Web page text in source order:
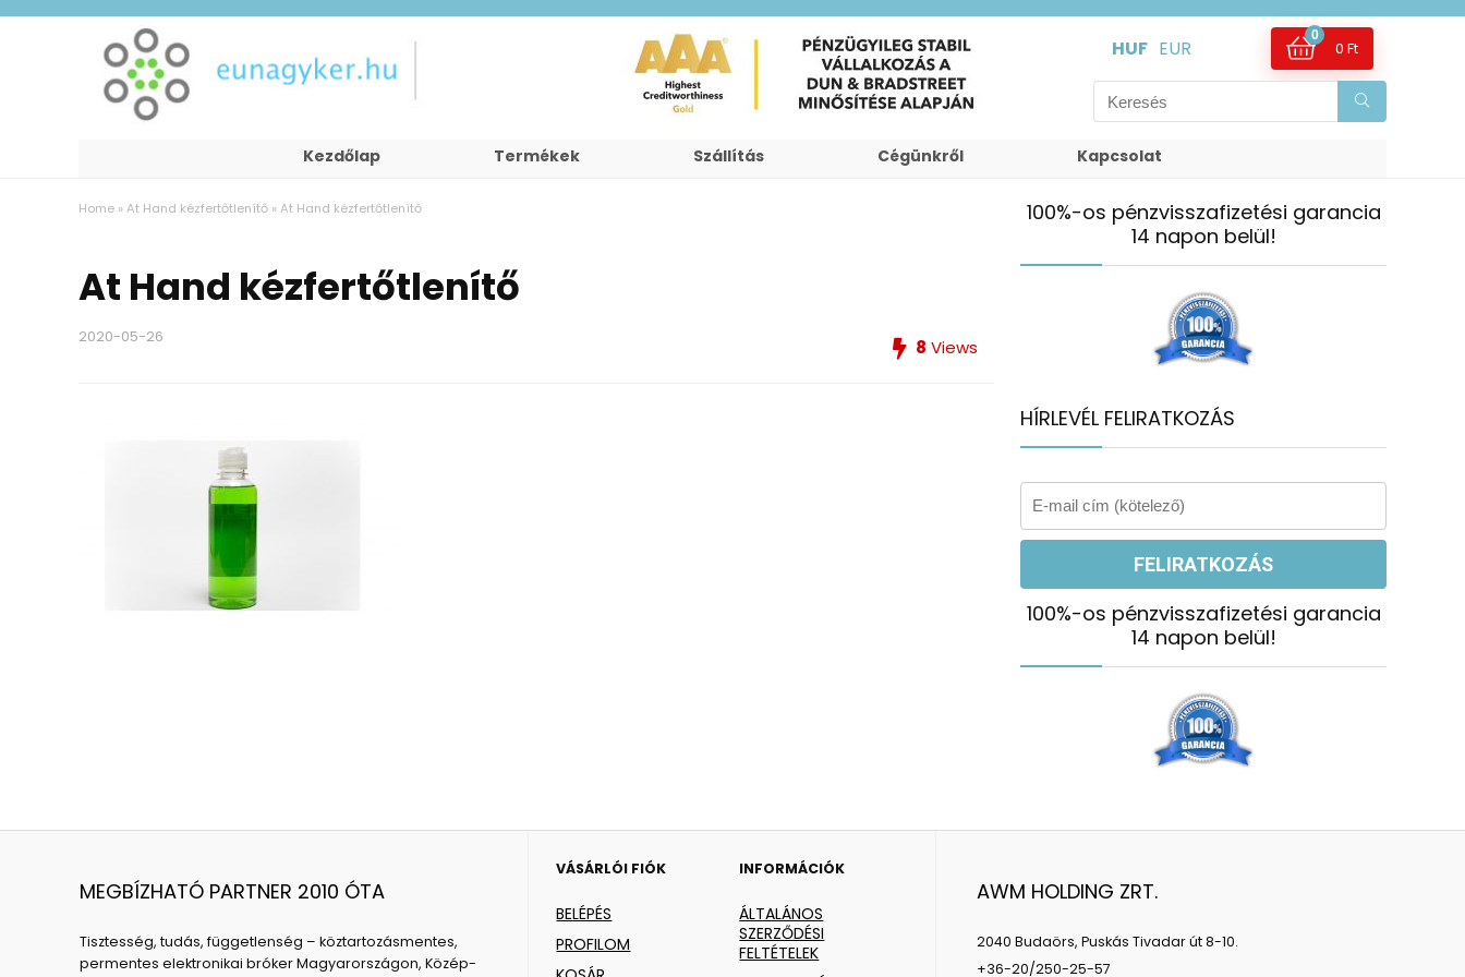
HUF EUR
0
0 Ft
Kezdőlap Termékek Szállítás Cégünkről Kapcsolat
Home »At Hand kézfertőtlenítő »At Hand kézfertőtlenítő
At Hand kézfertőtlenítő
2020-05-26 8 Views
100%-os pénzvisszafizetési garancia
14 napon belül!
HÍRLEVÉL FELIRATKOZÁS
100%-os pénzvisszafizetési garancia
14 napon belül!
MEGBÍZHATÓ PARTNER 2010 ÓTA
Tisztesség, tudás, függetlenség – köztartozásmentes,
permentes elektronikai bróker Magyarországon, Közép-
VÁSÁRLÓI FIÓK
BELÉPÉS
PROFILOM
INFORMÁCIÓK
ÁLTALÁNOS
SZERZŐDÉSI
FELTÉTELEK
AWM HOLDING ZRT.
2040 Budaörs, Puskás Tivadar út 8-10.
+36-20/250-25-57